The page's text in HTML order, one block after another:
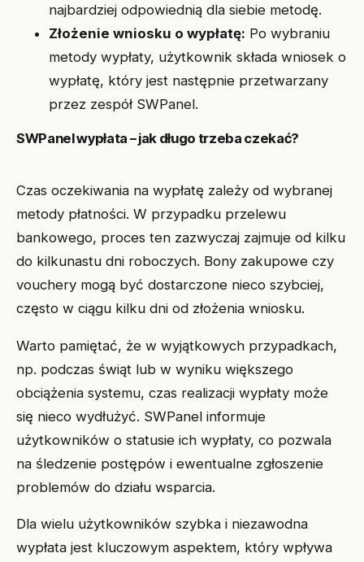
najbardziej odpowiednią dla siebie metodę.
Złożenie wniosku o wypłatę: Po wybraniu
metody wypłaty, użytkownik składa wniosek o
wypłatę, który jest następnie przetwarzany
przez zespół SWPanel.
SWPanel wypłata – jak długo trzeba czekać?
Czas oczekiwania na wypłatę zależy od wybranej
metody płatności. W przypadku przelewu
bankowego, proces ten zazwyczaj zajmuje od kilku
do kilkunastu dni roboczych. Bony zakupowe czy
vouchery mogą być dostarczone nieco szybciej,
często w ciągu kilku dni od złożenia wniosku.
Warto pamiętać, że w wyjątkowych przypadkach,
np. podczas świąt lub w wyniku większego
obciążenia systemu, czas realizacji wypłaty może
się nieco wydłużyć. SWPanel informuje
użytkowników o statusie ich wypłaty, co pozwala
na śledzenie postępów i ewentualne zgłoszenie
problemów do działu wsparcia.
Dla wielu użytkowników szybka i niezawodna
wypłata jest kluczowym aspektem, który wpływa